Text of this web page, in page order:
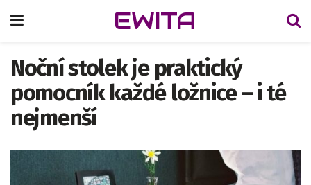
EWITA
Noční stolek je praktický
pomocník každé ložnice – i té
nejmenší